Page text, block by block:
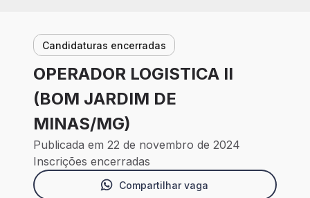
Candidaturas encerradas
OPERADOR LOGISTICA II
(BOM JARDIM DE
MINAS/MG)
Publicada em 22 de novembro de 2024
Inscrições encerradas
Compartilhar vaga